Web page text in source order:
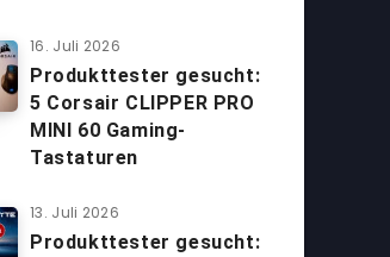
16. Juli 2026
Produkttester gesucht:
5 Corsair CLIPPER PRO
MINI 60 Gaming-
Tastaturen
13. Juli 2026
Produkttester gesucht: